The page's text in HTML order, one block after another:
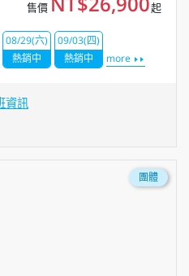
售價 起
08/29(六)
熱銷中
09/03(四)
熱銷中
more
資訊
團體